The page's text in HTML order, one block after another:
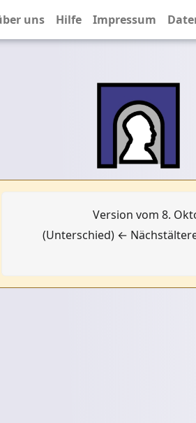
uns Hilfe Impressum
Version vom 8.
(Unterschied) ←